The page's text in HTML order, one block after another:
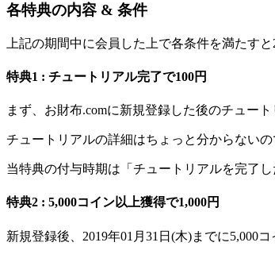
各特典の内容 & 条件
上記の期間中に会員した上で各条件を満たすと
特典1 : チュートリアル完了で100円
まず、お財布.comに新規登録した後のチュー
チュートリアルの詳細はちょっと分からない
当特典の付与時期は「チュートリアルを完了
特典2 : 5,000コイン以上獲得で1,000円
新規登録後、2019年01月31日(木)までに5,000